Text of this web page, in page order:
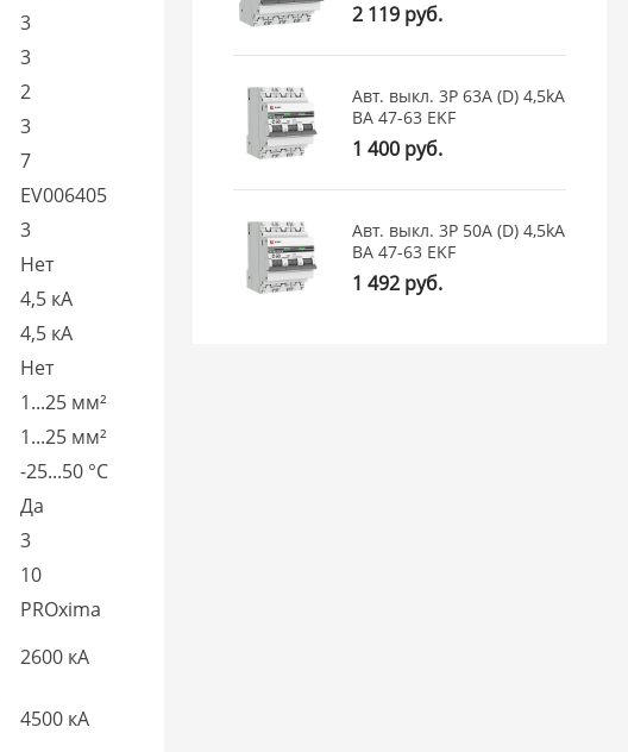
3
3
2
3
7
EV006405
3
Нет
4,5 кА
4,5 кА
Нет
1...25 мм²
1...25 мм²
-25...50 °C
Да
3
10
PROxima
2600 кА
4500 кА
2 119 руб.
Авт. выкл. 3P 63А (D) 4,5kA
ВА 47-63 EKF
1 400 руб.
Авт. выкл. 3P 50А (D) 4,5kA
ВА 47-63 EKF
1 492 руб.